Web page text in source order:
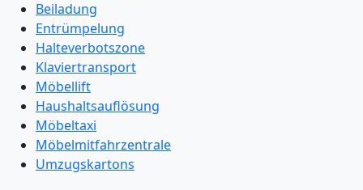
Beiladung
Entrümpelung
Halteverbotszone
Klaviertransport
Möbellift
Haushaltsauflösung
Möbeltaxi
Möbelmitfahrzentrale
Umzugskartons